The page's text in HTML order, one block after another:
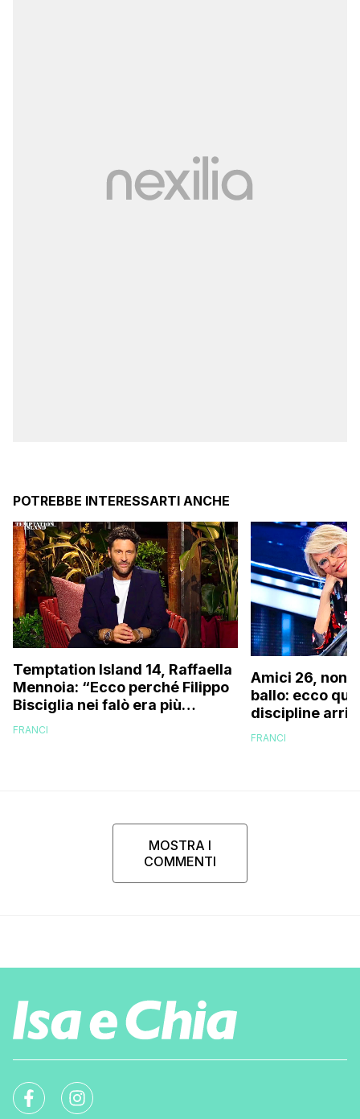
POTREBBE INTERESSARTI ANCHE
Temptation Island 14, Raffaella
Mennoia: “Ecco perché Filippo
Bisciglia nei falò era più
coinvolto del solito”
FRANCI
Amici 26, non
ballo: ecco
discipline
scuola!
FRANCI
MOSTRA I
COMMENTI